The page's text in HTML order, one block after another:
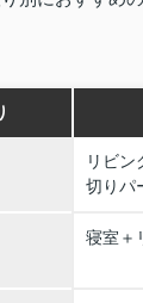
リビン
切りパ
寝室＋